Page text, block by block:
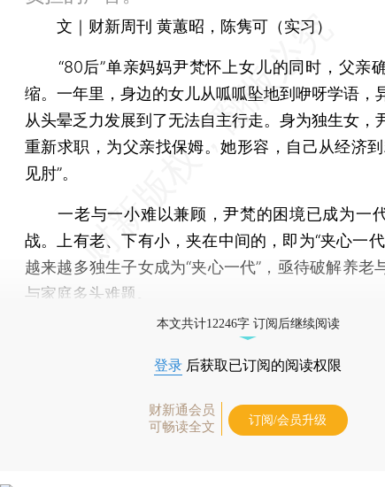
文｜财新周刊 黄蕙昭，陈隽可（实习）
“80后”单亲妈妈尹梵怀上女儿的同时，父亲
缩。一年里，身边的女儿从呱呱坠地到咿呀学语，
从头晕乏力发展到了无法自主行走。身为独生女，
重新求职，为父亲找保姆。她形容，自己从经济
见肘”。
一老与一小难以兼顾，尹梵的困境已成为一
战。上有老、下有小，夹在中间的，即为“夹心一代
越来越多独生子女成为“夹心一代”，亟待破解养老
与家庭多头难题。
本文共计12246字 订阅后继续阅读
登录 后获取已订阅的阅读权限
财新通会员
可畅读全文
订阅/会员升级